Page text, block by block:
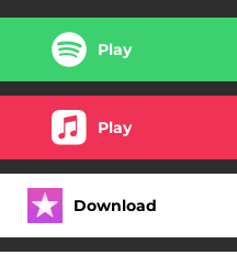
Play
Play
Download